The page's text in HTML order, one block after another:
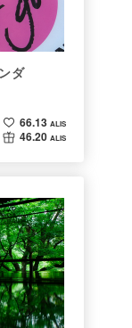
ダ
66.13 ALIS
46.20 ALIS